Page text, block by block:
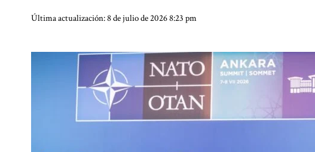
Última actualización: 8 de julio de 2026 8:23 pm